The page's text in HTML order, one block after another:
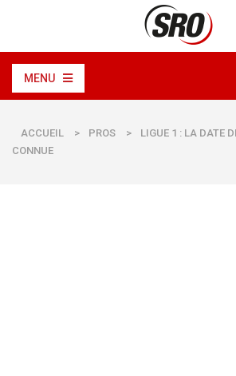
MENU
ACCUEIL > PROS >
LIGUE 1 : LA DATE
CONNUE